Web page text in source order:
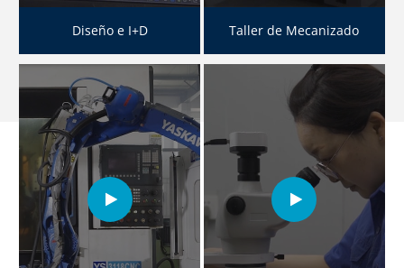
Diseño e I+D Taller de Mecanizado